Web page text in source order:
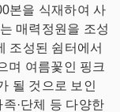
본을 식재하여 사
매력정원을 조성
조성된 쉼터에서
며 여름꽃인 핑크
될 것으로 보인
·단체 등 다양한